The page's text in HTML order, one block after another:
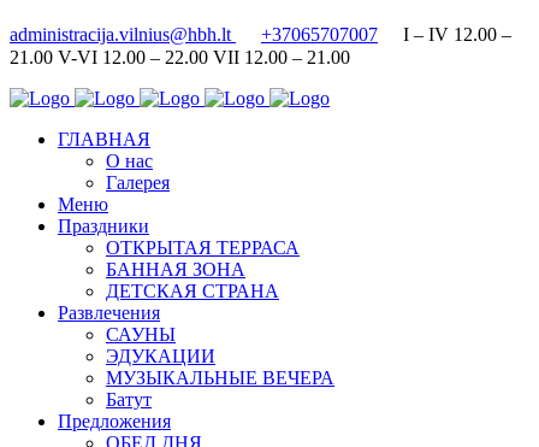
administracija.vilnius@hbh.lt +37065707007
I – IV 12.00 –
21.00 V-VI 12.00 – 22.00 VII 12.00 – 21.00
ГЛАВНАЯ
О нас
Галерея
Меню
Праздники
ОТКРЫТАЯ ТЕРРАСА
БАННАЯ ЗОНА
ДЕТСКАЯ СТРАНА
Развлечения
САУНЫ
ЭДУКАЦИИ
МУЗЫКАЛЬНЫЕ ВЕЧЕРА
Батут
Предложения
ОБЕД ДНЯ